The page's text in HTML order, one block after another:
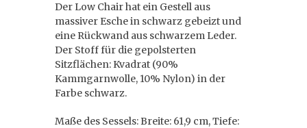
Der Low Chair hat ein Gestell aus
massiver Esche in schwarz gebeizt und
eine Rückwand aus schwarzem Leder.
Der Stoff für die gepolsterten
Sitzflächen: Kvadrat (90%
Kammgarnwolle, 10% Nylon) in der
Farbe schwarz.
Maße des Sessels: Breite: 61,9 cm, Tiefe: